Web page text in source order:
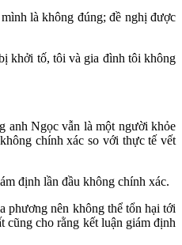
là không đúng; đề nghị được
khởi tố, tôi và gia đình tôi không
anh Ngọc vẫn là một người khỏe
chính xác so với thực tế vết
định lần đầu không chính xác.
phương nên không thể tổn hại tới
cũng cho rằng kết luận giám định